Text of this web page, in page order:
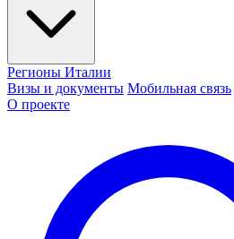
Регионы Италии
Визы и документы Мобильная связь
О проекте